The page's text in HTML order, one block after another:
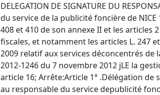
DELEGATION DE SIGNATURE DU
du service de la publicité foncière de
408 et 410 de son annexe II et les articles
fiscales, et notamment les articles L. 247
2009 relatif aux services déconcentrés
2012-1246 du 7 novembre 2012 jLE la
article 16; Arrête:Article 1° .Délégation de
au responsable du service depublicité